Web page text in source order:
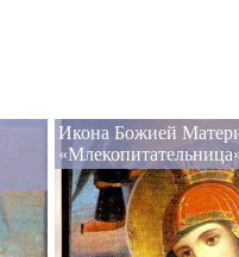
Икона Божией